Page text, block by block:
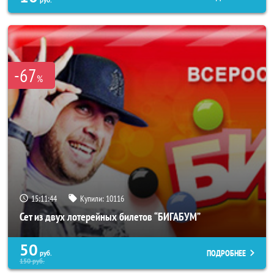
-67%
15:11:40 Купили: 10116
Сет из двух лотерейных билетов “БИГАБУМ”
50 руб.
150руб.
ПОДРОБНЕЕ